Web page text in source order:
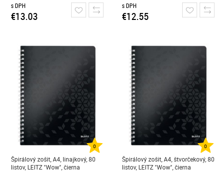
s DPH
€13.03
s DPH
€12.55
0
Špirálový zošit, A4, linajkový, 80
listov, LEITZ "Wow", čierna
0
Špirálový zošit, A4, štvorčekový, 80
listov, LEITZ "Wow", čierna